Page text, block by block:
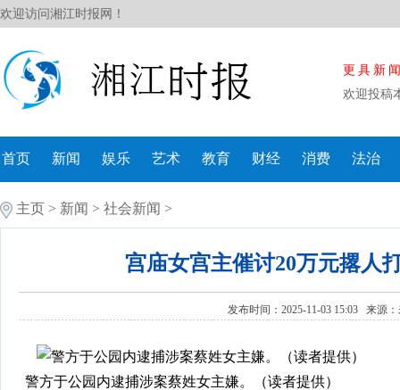
欢迎访问湘江时报网！
更具新
欢迎投稿
首页 新闻 娱乐 艺术 教育 财经 消费 法治
主页 > 新闻 > 社会新闻 >
宫庙女宫主催讨20万元撂人
发布时间：2025-11-03 15:03 来源：
警方于公园内逮捕涉案蔡姓女主嫌。（读者提供）